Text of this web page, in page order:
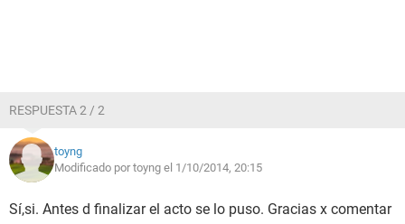
RESPUESTA 2 / 2
toyng
Modificado por toyng el 1/10/2014, 20:15
Sí,si. Antes d finalizar el acto se lo puso. Gracias x comentar